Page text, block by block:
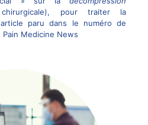
pour traiter la
paru dans le numéro de
Medicine News